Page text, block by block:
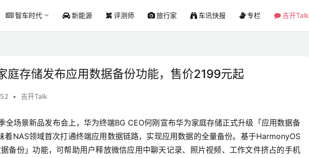
智车时代 新能源 评测师 旅行家 车讯快报 专栏 吉开Talk
庭存储发布应用数据备份功能，售价2199元起
• 吉开Talk
全场景新品发布会上，华为终端BG CEO何刚宣布华为家庭存储正式升级「应用数据备
着NAS领域首次打通终端应用数据链路，实现应用数据的全量备份。基于HarmonyOS
备份」功能，可帮助用户释放微信应用中聊天记录、照片视频、工作文件挤占的手机